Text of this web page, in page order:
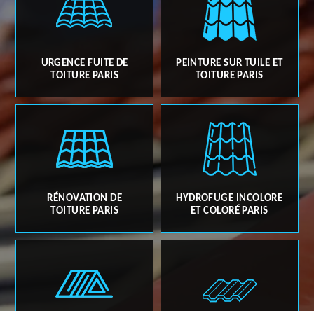
URGENCE FUITE DE
TOITURE PARIS
PEINTURE SUR TUILE ET
TOITURE PARIS
RÉNOVATION DE
TOITURE PARIS
HYDROFUGE INCOLORE
ET COLORÉ PARIS